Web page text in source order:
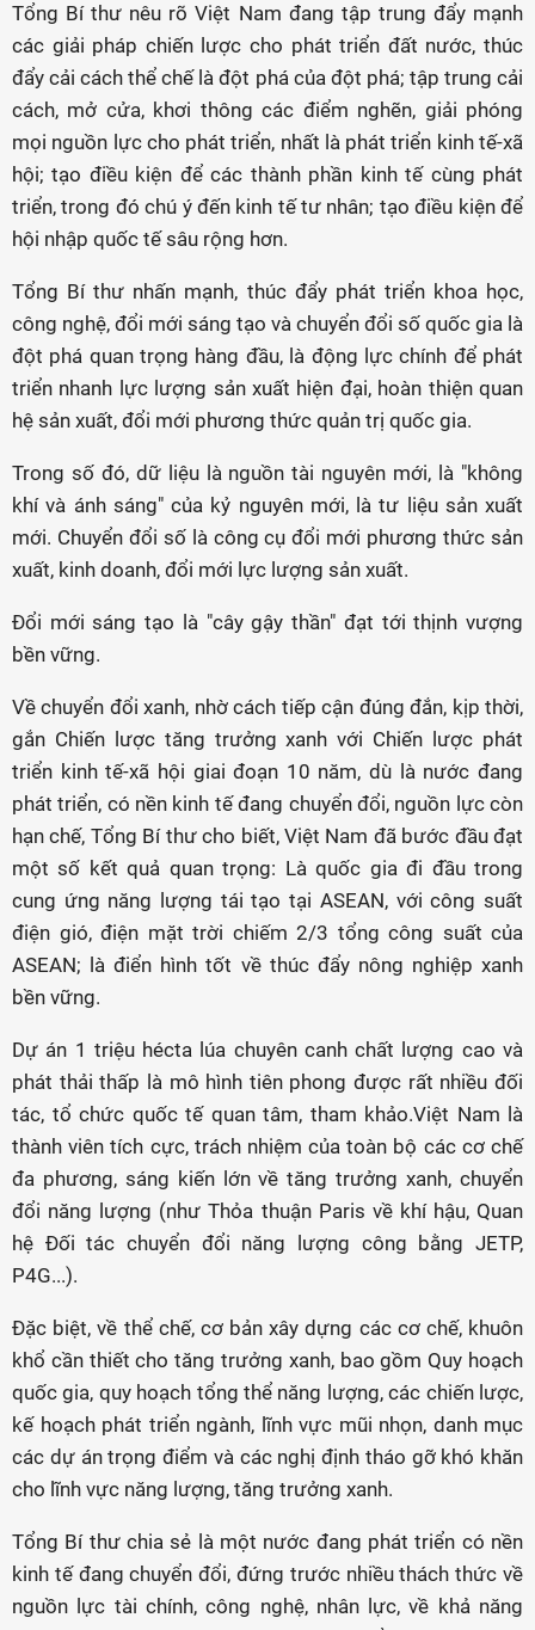
Tổng Bí thư nêu rõ Việt Nam đang tập trung đẩy mạnh
các giải pháp chiến lược cho phát triển đất nước, thúc
đẩy cải cách thể chế là đột phá của đột phá; tập trung cải
cách, mở cửa, khơi thông các điểm nghẽn, giải phóng
mọi nguồn lực cho phát triển, nhất là phát triển kinh tế-xã
hội; tạo điều kiện để các thành phần kinh tế cùng phát
triển, trong đó chú ý đến kinh tế tư nhân; tạo điều kiện để
hội nhập quốc tế sâu rộng hơn.
Tổng Bí thư nhấn mạnh, thúc đẩy phát triển khoa học,
công nghệ, đổi mới sáng tạo và chuyển đổi số quốc gia là
đột phá quan trọng hàng đầu, là động lực chính để phát
triển nhanh lực lượng sản xuất hiện đại, hoàn thiện quan
hệ sản xuất, đổi mới phương thức quản trị quốc gia.
Trong số đó, dữ liệu là nguồn tài nguyên mới, là "không
khí và ánh sáng" của kỷ nguyên mới, là tư liệu sản xuất
mới. Chuyển đổi số là công cụ đổi mới phương thức sản
xuất, kinh doanh, đổi mới lực lượng sản xuất.
Đổi mới sáng tạo là "cây gậy thần" đạt tới thịnh vượng
bền vững.
Về chuyển đổi xanh, nhờ cách tiếp cận đúng đắn, kịp thời,
gắn Chiến lược tăng trưởng xanh với Chiến lược phát
triển kinh tế-xã hội giai đoạn 10 năm, dù là nước đang
phát triển, có nền kinh tế đang chuyển đổi, nguồn lực còn
hạn chế, Tổng Bí thư cho biết, Việt Nam đã bước đầu đạt
một số kết quả quan trọng: Là quốc gia đi đầu trong
cung ứng năng lượng tái tạo tại ASEAN, với công suất
điện gió, điện mặt trời chiếm 2/3 tổng công suất của
ASEAN; là điển hình tốt về thúc đẩy nông nghiệp xanh
bền vững.
Dự án 1 triệu hécta lúa chuyên canh chất lượng cao và
phát thải thấp là mô hình tiên phong được rất nhiều đối
tác, tổ chức quốc tế quan tâm, tham khảo.Việt Nam là
thành viên tích cực, trách nhiệm của toàn bộ các cơ chế
đa phương, sáng kiến lớn về tăng trưởng xanh, chuyển
đổi năng lượng (như Thỏa thuận Paris về khí hậu, Quan
hệ Đối tác chuyển đổi năng lượng công bằng JETP,
P4G...).
Đặc biệt, về thể chế, cơ bản xây dựng các cơ chế, khuôn
khổ cần thiết cho tăng trưởng xanh, bao gồm Quy hoạch
quốc gia, quy hoạch tổng thể năng lượng, các chiến lược,
kế hoạch phát triển ngành, lĩnh vực mũi nhọn, danh mục
các dự án trọng điểm và các nghị định tháo gỡ khó khăn
cho lĩnh vực năng lượng, tăng trưởng xanh.
Tổng Bí thư chia sẻ là một nước đang phát triển có nền
kinh tế đang chuyển đổi, đứng trước nhiều thách thức về
nguồn lực tài chính, công nghệ, nhân lực, về khả năng